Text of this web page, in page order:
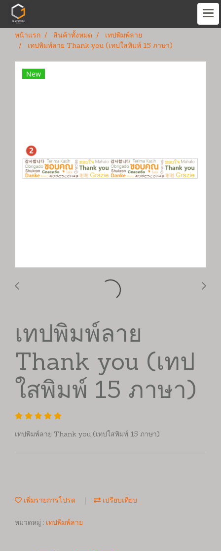
หน้าแรก สินค้าทั้งหมด
เทปพิมพ์ลาย
เทปพิมพ์ลาย Thank you (เทปใสพิมพ์ 15 ภาษา)
New
เทปพิมพ์ลาย
Thank you (เทป
ใสพิมพ์ 15 ภาษา)
เทปพิมพ์ลาย Thank you (เทปใสพิมพ์ 15 ภาษา)
เพิ่มรายการโปรด เปรียบเทียบ
หมวดหมู่ : เทปพิมพ์ลาย